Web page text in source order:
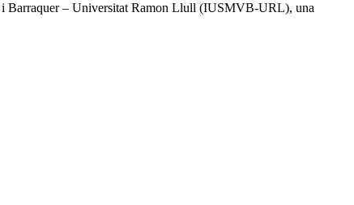
i Barraquer – Universitat Ramon Llull (IUSMVB-URL), una